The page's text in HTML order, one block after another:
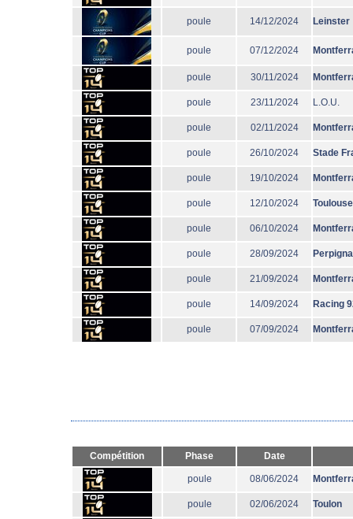
poule 14/12/2024 Leinster
poule 07/12/2024
poule 30/11/2024
poule 23/11/2024 L.O.U.
poule 02/11/2024
poule 26/10/2024 Stade
poule 19/10/2024
poule 12/10/2024 Toulouse
poule 06/10/2024
poule 28/09/2024
poule 21/09/2024
poule 14/09/2024 Racing
poule 07/09/2024
Compétition Phase Date
poule 08/06/2024
poule 02/06/2024 Toulon